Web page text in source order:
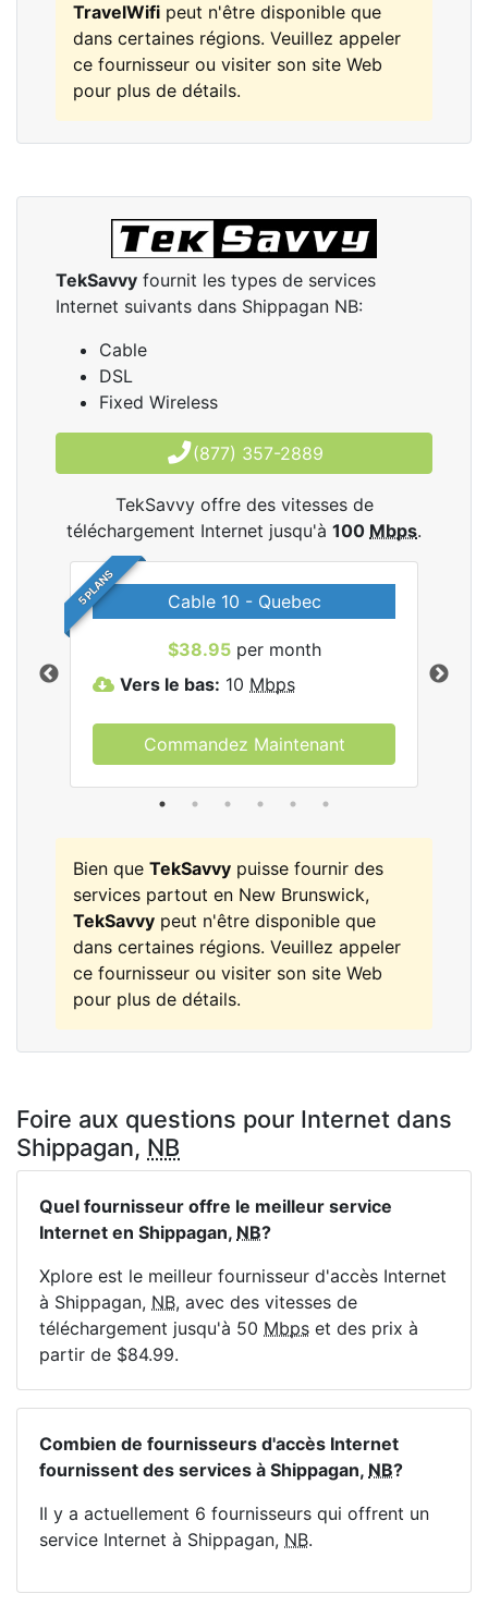
TravelWifi peut n'être disponible que
dans certaines régions. Veuillez appeler
ce fournisseur ou visiter son site Web
pour plus de détails.
TekSavvy fournit les types de services
Internet suivants dans Shippagan NB:
Cable
DSL
Fixed Wireless
(877) 357-2889
TekSavvy offre des vitesses de
téléchargement Internet jusqu'à 100 Mbps.
5 PLANS Cable 10 - Quebec
$38.95per month
Vers le bas: 10 Mbps
Commandez Maintenant
Bien que TekSavvy puisse fournir des
services partout en New Brunswick,
TekSavvy peut n'être disponible que
dans certaines régions. Veuillez appeler
ce fournisseur ou visiter son site Web
pour plus de détails.
Foire aux questions pour Internet dans
Shippagan, NB
Quel fournisseur offre le meilleur service
Internet en Shippagan, NB?
Xplore est le meilleur fournisseur d'accès Internet
à Shippagan, NB, avec des vitesses de
téléchargement jusqu'à 50 Mbps et des prix à
partir de $84.99.
Combien de fournisseurs d'accès Internet
fournissent des services à Shippagan, NB?
Il y a actuellement 6 fournisseurs qui offrent un
service Internet à Shippagan, NB.